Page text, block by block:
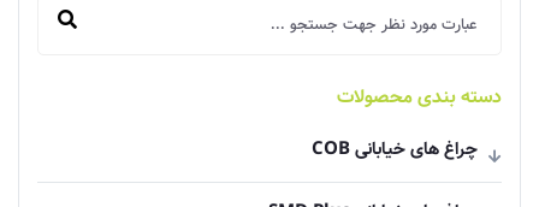
دسته بندی محصولات
چراغ های خیابانی COB